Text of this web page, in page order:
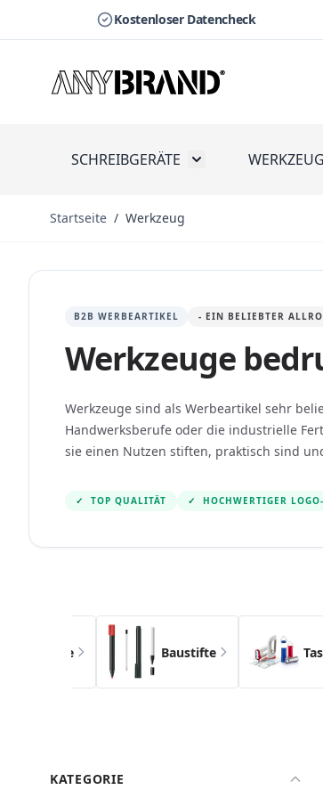
Kostenloser Datencheck
SCHREIBGERÄTE Toggle submenu
WERKZEUG
Startseite / Werkzeug
B2B WERBEARTIKEL - EIN BELIEBTER
Werkzeuge
Werkzeuge sind als Werbeartikel sehr
Handwerksberufe oder die industrielle
sie einen Nutzen stiften, praktisch sind
✓ TOP QUALITÄT ✓ HOCHWERTIGER
Navigating through the elements of
Press to skip the carousel
Baustifte
KATEGORIE